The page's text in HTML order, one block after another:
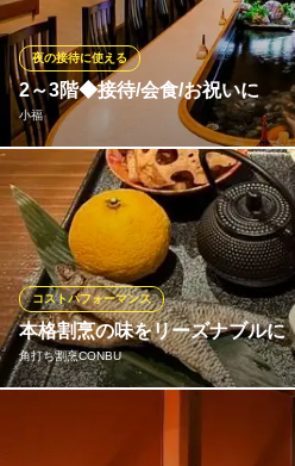
個室、掘りごたつ式お座敷個室各種
だけます。
和個室 和食 極 ～きわみ～
和個室 和食 居酒屋
ＪＲ上野駅不忍口 徒歩5分
東京都文京区湯島3-40-6 アンビッションビ
2～3階◆接待/会食/お祝いに
小福
夜の接待に使える
鯉を眺めながら、うなぎを楽しむこ
わえない雰囲気です
小福
うなぎ割烹
地下鉄千代田線湯島駅４番出口 徒
東京都文京区湯島3-36-5
本格割烹の味をリーズナブルに
角打ち割烹CONBU
コストパフォーマンス
「割烹＝敷居が高い」というイメ
リーズナブルさが魅力です。本格